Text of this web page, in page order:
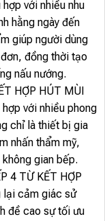
với nhiều nhu
hằng ngày đến
giúp người dùng
đồng thời tạo
nấu nướng.
HỢP HÚT MÙI
với nhiều phong
chỉ là thiết bị gia
nhấn thẩm mỹ,
gian bếp.
4 TỪ KẾT HỢP
lại cảm giác sử
đề cao sự tối ưu